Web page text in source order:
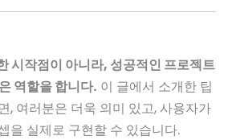
시작점이 아니라, 성공적인 프로젝트
역할을 합니다. 이 글에서 소개한 팁
, 여러분은 더욱 의미 있고, 사용자가
을 실제로 구현할 수 있습니다.